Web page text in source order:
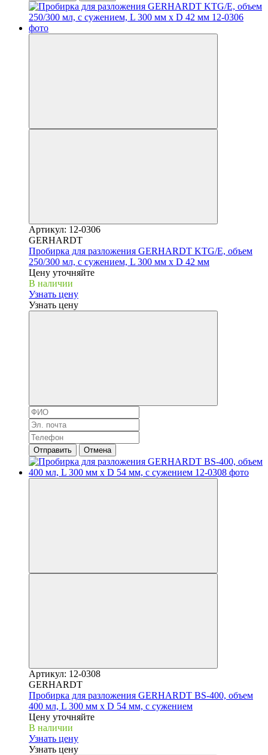
Артикул: 12-0306
GERHARDT
Пробирка для разложения GERHARDT KTG/E, объем
250/300 мл, с сужением, L 300 мм x D 42 мм
Цену уточняйте
В наличии
Узнать цену
Узнать цену
Отправить Отмена
Артикул: 12-0308
GERHARDT
Пробирка для разложения GERHARDT BS-400, объем
400 мл, L 300 мм x D 54 мм, с сужением
Цену уточняйте
В наличии
Узнать цену
Узнать цену